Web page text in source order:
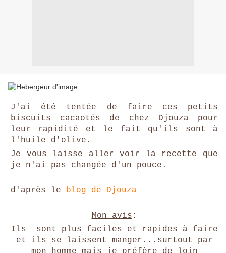
J'ai été tentée de faire ces petits
biscuits cacaotés de chez Djouza pour
leur rapidité et le fait qu'ils sont à
l'huile d'olive.
Je vous laisse aller voir la recette que
je n'ai pas changée d'un pouce.
d'après le blog de Djouza
Mon avis :
I ls sont plus faciles et rapides à faire
et ils se laissent manger ...surtout par